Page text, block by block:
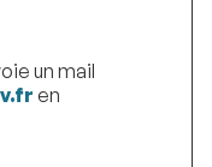
un mail
en